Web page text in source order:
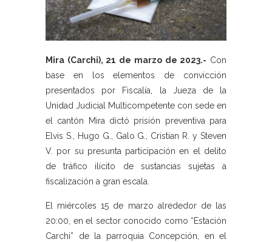
Mira (Carchi), 21 de marzo de 2023.- Con
base en los elementos de convicción
presentados por Fiscalía, la Jueza de la
Unidad Judicial Multicompetente con sede en
el cantón Mira dictó prisión preventiva para
Elvis S., Hugo G., Galo G., Cristian R. y Steven
V. por su presunta participación en el delito
de tráfico ilícito de sustancias sujetas a
fiscalización a gran escala.
El miércoles 15 de marzo alrededor de las
20:00, en el sector conocido como “Estación
Carchi” de la parroquia Concepción, en el